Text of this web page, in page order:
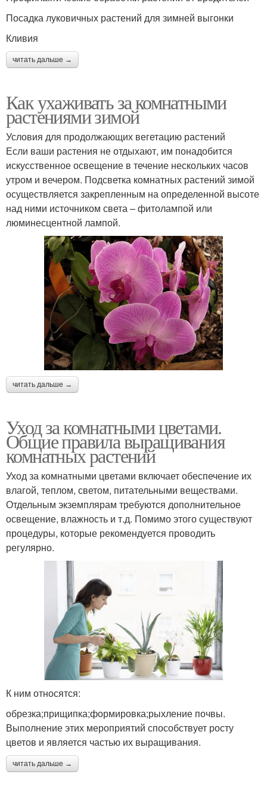
Посадка луковичных растений для зимней выгонки
Кливия
читать дальше →
Как ухаживать за комнатными
растениями зимой
Условия для продолжающих вегетацию растений
Если ваши растения не отдыхают, им понадобится
искусственное освещение в течение нескольких часов
утром и вечером. Подсветка комнатных растений зимой
осуществляется закрепленным на определенной высоте
над ними источником света – фитолампой или
люминесцентной лампой.
читать дальше →
Уход за комнатными цветами.
Общие правила выращивания
комнатных растений
Уход за комнатными цветами включает обеспечение их
влагой, теплом, светом, питательными веществами.
Отдельным экземплярам требуются дополнительное
освещение, влажность и т.д. Помимо этого существуют
процедуры, которые рекомендуется проводить
регулярно.
К ним относятся:
обрезка;прищипка;формировка;рыхление почвы.
Выполнение этих мероприятий способствует росту
цветов и является частью их выращивания.
читать дальше →